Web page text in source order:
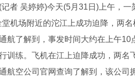
吴婷婷)今天(5月31日)上午，一
机场附近的沱江上成功迫降，两名
了解到，事发时间大约在上午10
训练。飞机在江上迫降成功，两名
空公司官网查询了解到，该公司